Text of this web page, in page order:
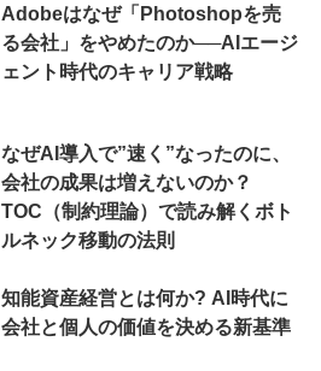
Adobeはなぜ「Photoshopを売
る会社」をやめたのか──AIエージ
ェント時代のキャリア戦略
なぜAI導入で”速く”なったのに、
会社の成果は増えないのか？
TOC（制約理論）で読み解くボト
ルネック移動の法則
知能資産経営とは何か? AI時代に
会社と個人の価値を決める新基準